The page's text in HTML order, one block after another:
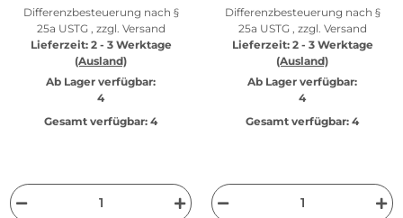
Differenzbesteuerung nach §
25a USTG , zzgl. Versand
Lieferzeit: 2 - 3 Werktage
(Ausland)
Ab Lager verfügbar:
4
Gesamt verfügbar: 4
Differenzbesteuerung nach §
25a USTG , zzgl. Versand
Lieferzeit: 2 - 3 Werktage
(Ausland)
Ab Lager verfügbar:
4
Gesamt verfügbar: 4